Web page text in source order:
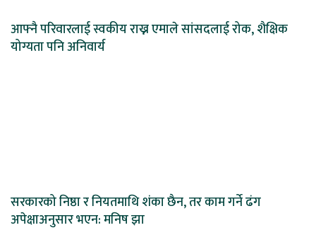
आफ्नै परिवारलाई स्वकीय राख्न एमाले सांसदलाई रोक, शैक्षिक
योग्यता पनि अनिवार्य
सरकारको निष्ठा र नियतमाथि शंका छैन, तर काम गर्ने ढंग
अपेक्षाअनुसार भएन: मनिष झा